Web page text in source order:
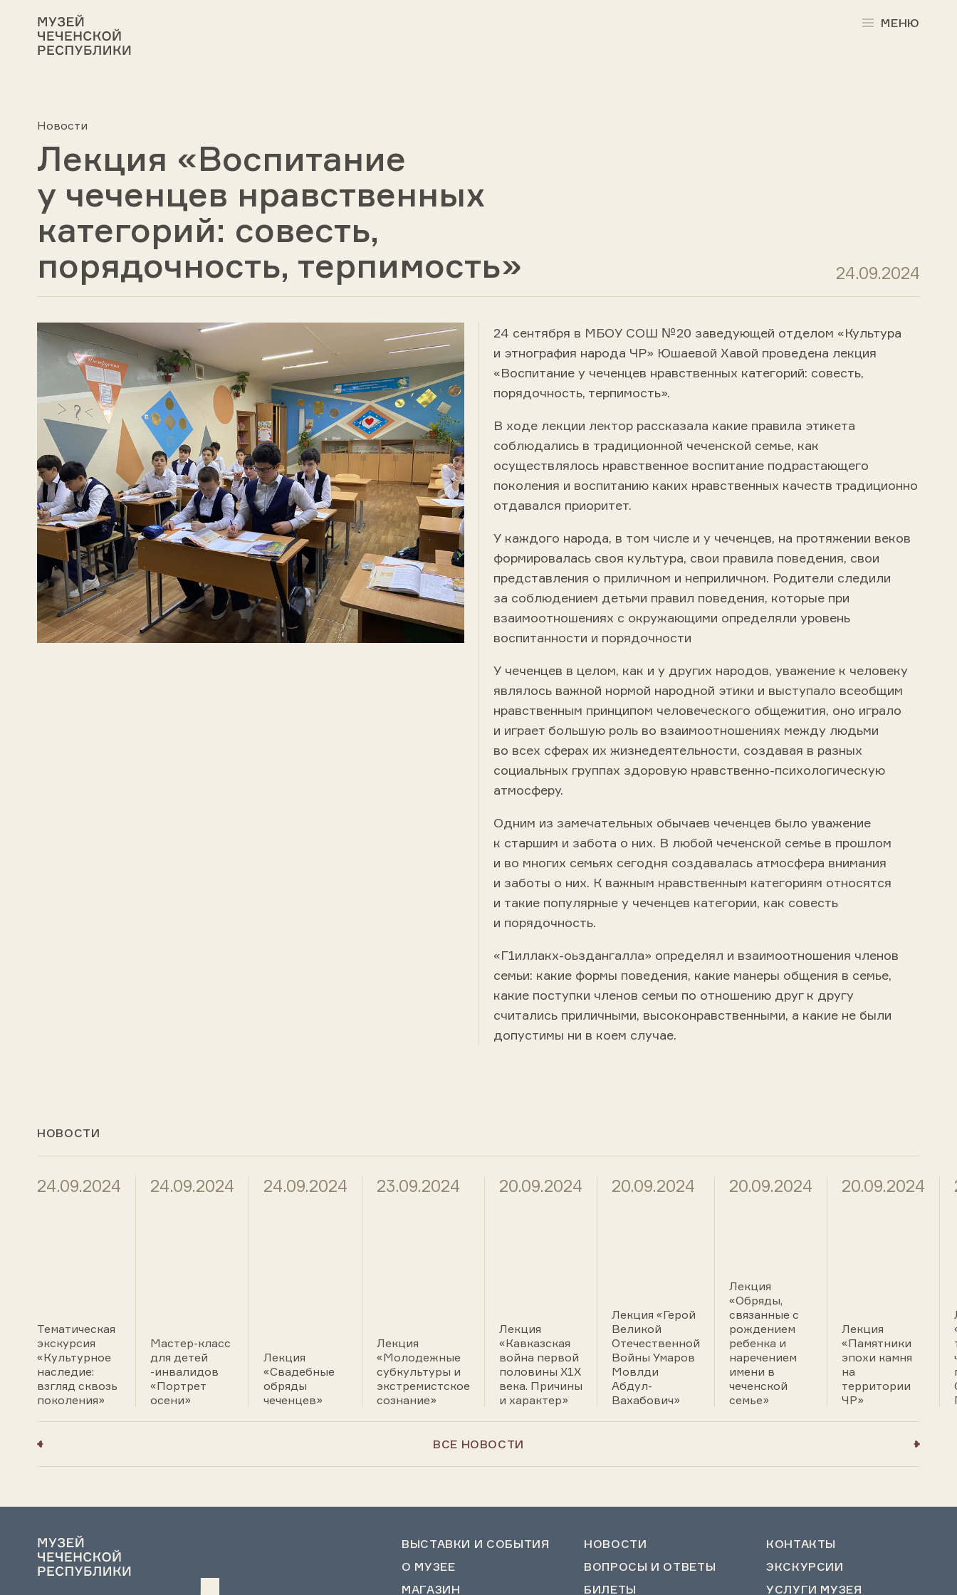
МЕНЮ
Новости
Лекция «Воспитание
у чеченцев нравственных
категорий: совесть,
порядочность, терпимость»
24.09.2024
24 сентября в МБОУ СОШ №20 заведующей отделом «Культура
и этнография народа ЧР» Юшаевой Хавой проведена лекция
«Воспитание у чеченцев нравственных категорий: совесть,
порядочность, терпимость».
В ходе лекции лектор рассказала какие правила этикета
соблюдались в традиционной чеченской семье, как
осуществлялось нравственное воспитание подрастающего
поколения и воспитанию каких нравственных качеств традиционно
отдавался приоритет.
У каждого народа, в том числе и у чеченцев, на протяжении веков
формировалась своя культура, свои правила поведения, свои
представления о приличном и неприличном. Родители следили
за соблюдением детьми правил поведения, которые при
взаимоотношениях с окружающими определяли уровень
воспитанности и порядочности
У чеченцев в целом, как и у других народов, уважение к человеку
являлось важной нормой народной этики и выступало всеобщим
нравственным принципом человеческого общежития, оно играло
и играет большую роль во взаимоотношениях между людьми
во всех сферах их жизнедеятельности, создавая в разных
социальных группах здоровую нравственно-психологическую
атмосферу.
Одним из замечательных обычаев чеченцев было уважение
к старшим и забота о них. В любой чеченской семье в прошлом
и во многих семьях сегодня создавалась атмосфера внимания
и заботы о них. К важным нравственным категориям относятся
и такие популярные у чеченцев категории, как совесть
и порядочность.
«Г1иллакх-оьздангалла» определял и взаимоотношения членов
семьи: какие формы поведения, какие манеры общения в семье,
какие поступки членов семьи по отношению друг к другу
считались приличными, высоконравственными, а какие не были
допустимы ни в коем случае.
НОВОСТИ
24.09.2024
Тематическая
экскурсия
«Культурное
наследие:
взгляд сквозь
поколения»
24.09.2024
Мастер-класс
для детей
-инвалидов
«Портрет
осени»
24.09.2024
Лекция
«Свадебные
обряды
чеченцев»
23.09.2024
Лекция
«Молодежные
субкультуры и
экстремистское
сознание»
20.09.2024
Лекция
«Кавказская
война первой
половины Х1Х
века. Причины
и характер»
20.09.2024
Лекция «Герой
Великой
Отечественной
Войны Умаров
Мовлди
Абдул-
Вахабович»
20.09.2024
Лекция
«Обряды,
связанные с
рождением
ребенка и
наречением
имени в
чеченской
семье»
20.09.2024
Лекция
«Памятники
эпохи камня
на
территории
ЧР»
ВСЕ НОВОСТИ
ВЫСТАВКИ И СОБЫТИЯ НОВОСТИ
КОНТАКТЫ
О МУЗЕЕ
ВОПРОСЫ И ОТВЕТЫ
ЭКСКУРСИИ
МАГАЗИН
БИЛЕТЫ УСЛУГИ МУЗЕЯ